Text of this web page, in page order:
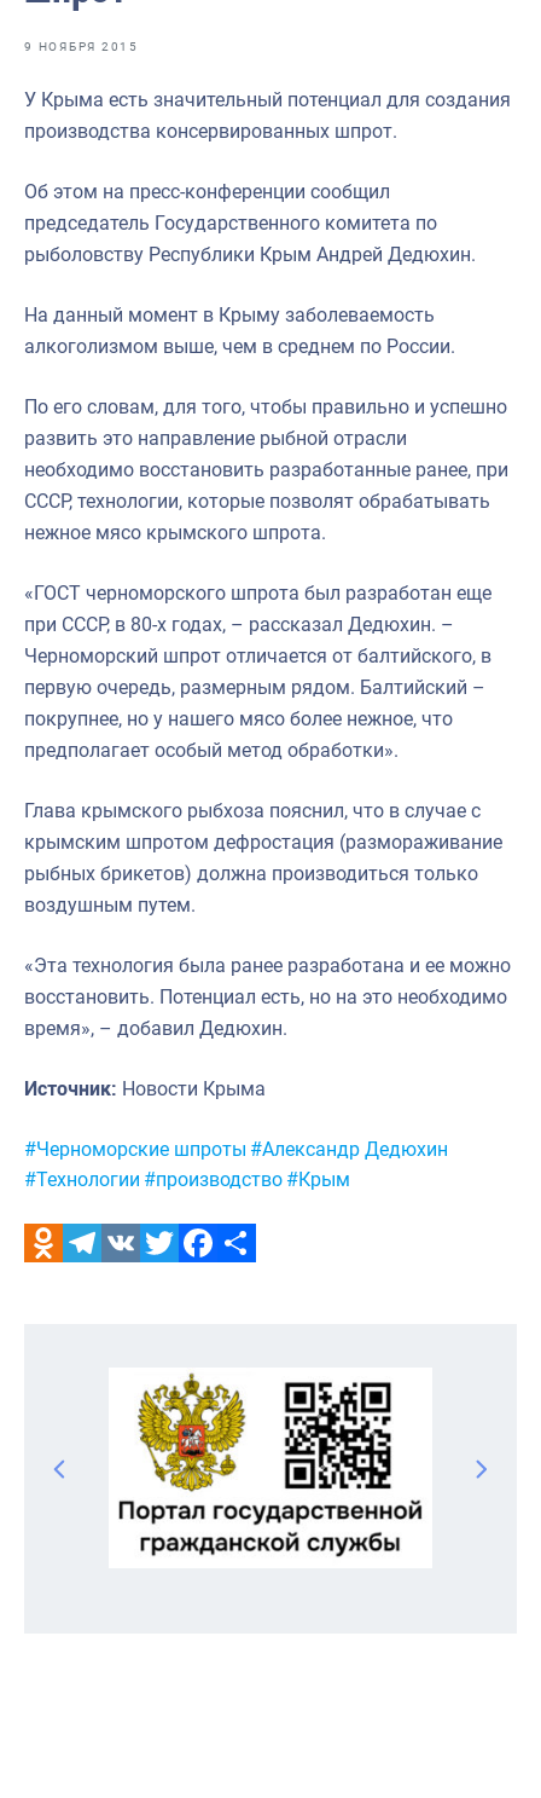
Отраслевые СМИ
Научно-практическая литература
Отрасль в цифрах
Инфографика
Укрепление духовно-нравственных ценностей
9 НОЯБРЯ 2015
У Крыма есть значительный потенциал для создания
производства консервированных шпрот.
Об этом на пресс-конференции сообщил
председатель Государственного комитета по
рыболовству Республики Крым Андрей Дедюхин.
На данный момент в Крыму заболеваемость
алкоголизмом выше, чем в среднем по России.
По его словам, для того, чтобы правильно и успешно
развить это направление рыбной отрасли
необходимо восстановить разработанные ранее, при
СССР, технологии, которые позволят обрабатывать
нежное мясо крымского шпрота.
«ГОСТ черноморского шпрота был разработан еще
при СССР, в 80-х годах, – рассказал Дедюхин. –
Черноморский шпрот отличается от балтийского, в
первую очередь, размерным рядом. Балтийский –
покрупнее, но у нашего мясо более нежное, что
предполагает особый метод обработки».
Глава крымского рыбхоза пояснил, что в случае с
крымским шпротом дефростация (размораживание
рыбных брикетов) должна производиться только
воздушным путем.
«Эта технология была ранее разработана и ее можно
восстановить. Потенциал есть, но на это необходимо
время», – добавил Дедюхин.
Источник: Новости Крыма
Метки:
#Черноморские шпроты #Александр Дедюхин
#Технологии #производство #Крым